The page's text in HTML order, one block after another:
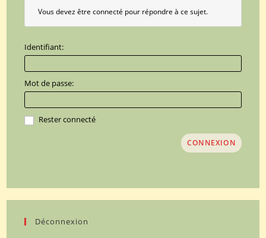
Vous devez être connecté pour répondre à ce sujet.
Identifiant:
Mot de passe:
Rester connecté
CONNEXION
Déconnexion